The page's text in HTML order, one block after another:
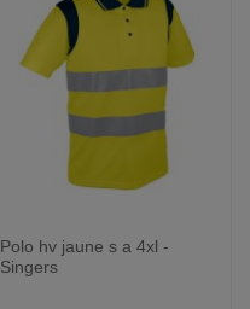
Polo hv jaune s a 4xl -
Singers